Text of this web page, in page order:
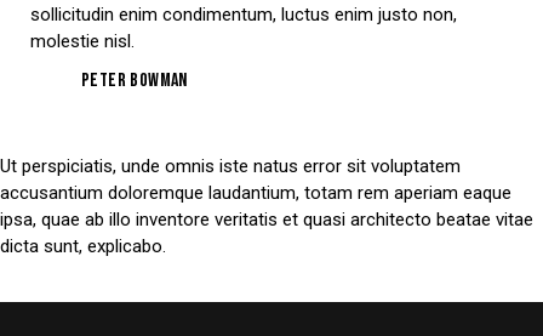
sollicitudin enim condimentum, luctus enim justo non,
molestie nisl.
Peter Bowman
Ut perspiciatis, unde omnis iste natus error sit voluptatem
accusantium doloremque laudantium, totam rem aperiam eaque
ipsa, quae ab illo inventore veritatis et quasi architecto beatae vitae
dicta sunt, explicabo.